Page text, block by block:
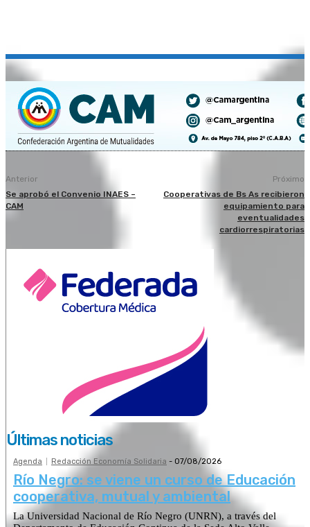
Anterior
Se aprobó el Convenio INAES –
CAM
Próximo
Cooperativas de Bs As recibieron
equipamiento para
eventualidades
cardiorrespiratorias
Últimas noticias
Agenda Redacción Economía Solidaria - 07/08/2026
Río Negro: se viene un curso de Educación
cooperativa, mutual y ambiental
La Universidad Nacional de Río Negro (UNRN), a través del